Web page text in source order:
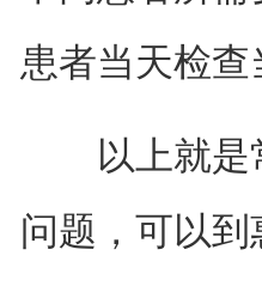
患者当天检查
以上就是常
问题，可以